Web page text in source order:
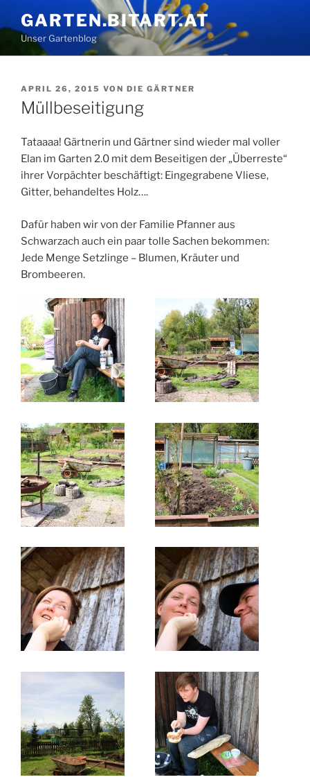
Inhalt
springen
GARTEN.BITART.AT
Unser Gartenblog
VERÖFFENTLICHT
AM
APRIL 26, 2015 VON DIE GÄRTNER
Müllbeseitigung
Tataaaa! Gärtnerin und Gärtner sind wieder mal voller
Elan im Garten 2.0 mit dem Beseitigen der „Überreste“
ihrer Vorpächter beschäftigt: Eingegrabene Vliese,
Gitter, behandeltes Holz….
Dafür haben wir von der Familie Pfanner aus
Schwarzach auch ein paar tolle Sachen bekommen:
Jede Menge Setzlinge – Blumen, Kräuter und
Brombeeren.